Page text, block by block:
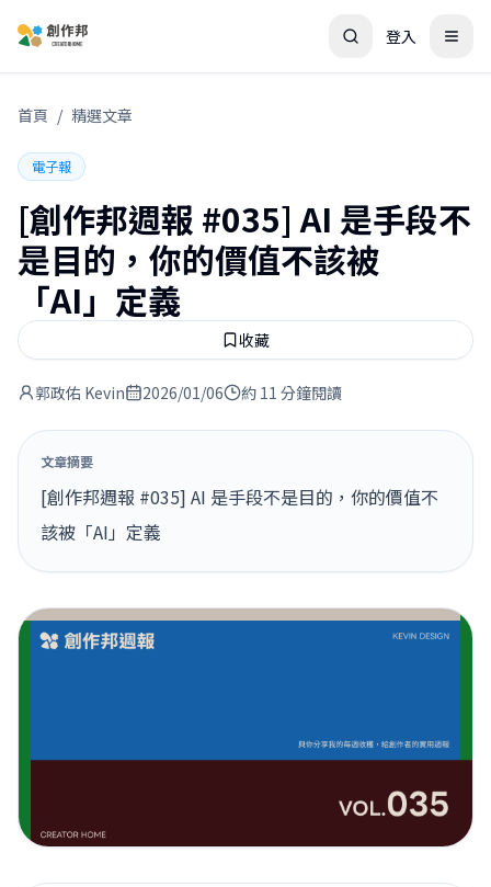
登入
首頁 / 精選文章
電子報
[創作邦週報 #035] AI 是手段不
是目的，你的價值不該被
「AI」定義
收藏
郭政佑 Kevin 2026/01/06 約 11 分鐘閱讀
文章摘要
[創作邦週報 #035] AI 是手段不是目的，你的價值不
該被「AI」定義